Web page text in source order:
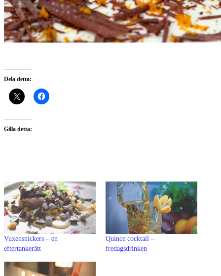
Dela detta:
Gilla detta:
Vuxensnickers – en
eftertankerätt
Quince cocktail –
fredagsdrinken